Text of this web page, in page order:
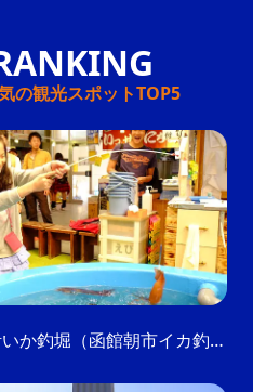
【閉店】炭火焼肉・ジンギスカン 炭火亭
牛などをリーズナブルに提
コンロで焼くので、ジュー
の観光スポットTOP5
元祖活いか釣堀（函館朝市イカ釣り体験）